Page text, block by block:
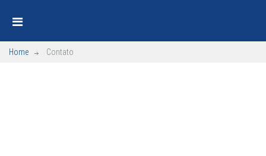
Home Contato